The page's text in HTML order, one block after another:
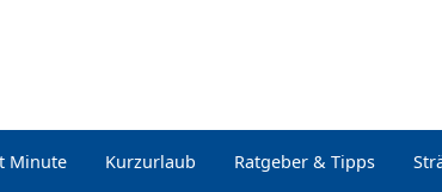
Minute Kurzurlaub Ratgeber & Tipps